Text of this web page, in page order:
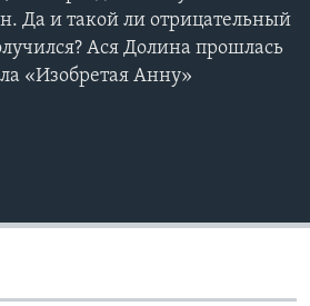
Да и такой ли отрицательный
Ася Долина прошлась
«Изобретая Анну»